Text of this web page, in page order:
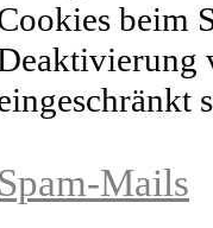
beim
Spam-Mails